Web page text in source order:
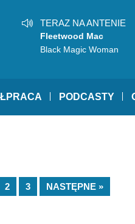
TERAZ NA ANTENIE
Fleetwood Mac
Black Magic Woman
PODCASTY
2 3 NASTĘPNE »